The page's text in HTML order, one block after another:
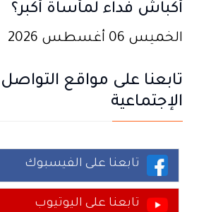
أكباش فداء لمأساة أكبر؟
الخميس 06 أغسطس 2026
تابعنا على مواقع التواصل
الإجتماعية
تابعنا على الفيسبوك
تابعنا على اليوتيوب